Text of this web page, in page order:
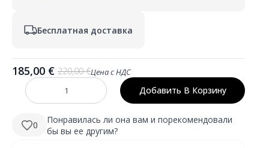
Бесплатная доставка
220,00€
Первоначальная
цена
была:
220,00 €.
185,00 €
Текущая
цена:
185,00 €.
Цена с НДС
Количество
SUZI
mm
apvalus
LED
Добавить В Корзину
0
Понравилась ли она вам и порекомендовали
бы вы ее другим?